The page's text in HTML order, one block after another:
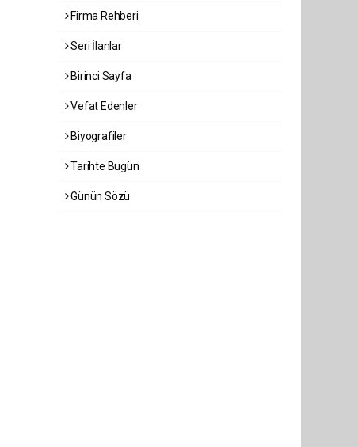
Firma Rehberi
Seri İlanlar
Birinci Sayfa
Vefat Edenler
Biyografiler
Tarihte Bugün
Günün Sözü